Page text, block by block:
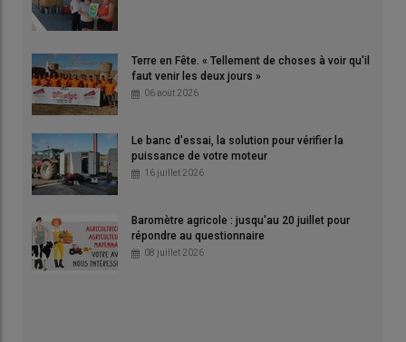
Terre en Fête. « Tellement de choses à voir qu'il
faut venir les deux jours »
06 août 2026
Le banc d'essai, la solution pour vérifier la
puissance de votre moteur
16 juillet 2026
Baromètre agricole : jusqu'au 20 juillet pour
répondre au questionnaire
08 juillet 2026